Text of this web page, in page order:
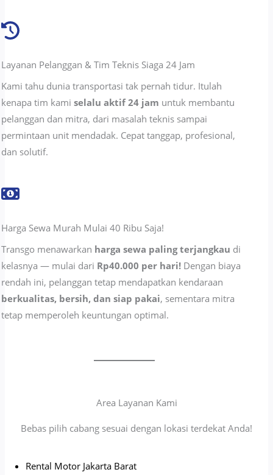
Layanan Pelanggan & Tim Teknis Siaga 24 Jam
Kami tahu dunia transportasi tak pernah tidur. Itulah
kenapa tim kamiselalu aktif 24 jam untuk membantu
pelanggan dan mitra, dari masalah teknis sampai
permintaan unit mendadak. Cepat tanggap, profesional,
dan solutif.
Harga Sewa Murah Mulai 40 Ribu Saja!
Transgo menawarkan harga sewa paling terjangkau di
kelasnya — mulai dari Rp40.000 per hari! Dengan biaya
rendah ini, pelanggan tetap mendapatkan kendaraan
berkualitas, bersih, dan siap pakai, sementara mitra
tetap memperoleh keuntungan optimal.
Area Layanan Kami
Bebas pilih cabang sesuai dengan lokasi terdekat Anda!
Rental Motor Jakarta Barat